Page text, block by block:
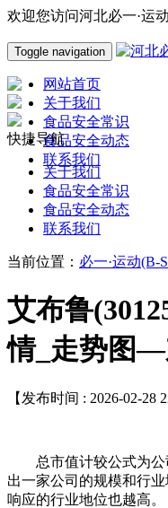
欢迎您访问河北必一·运
Toggle navigation
网站首页
关于我们
食品安全常识
食品安全动态
联系我们
快捷导航
关于我们
食品安全常识
食品安全动态
联系我们
当前位置： 必一·运动(B-
艾布鲁
情_走势图—
【发布时间 : 2026-02-28
总市值计较公式为公
出一家公司的规模和行
响应的行业地位也越高。